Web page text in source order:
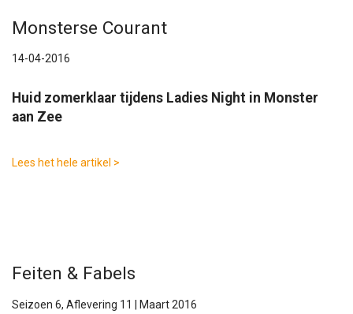
Monsterse Courant
14-04-2016
Huid zomerklaar tijdens Ladies Night in Monster
aan Zee
Lees het hele artikel >
Feiten & Fabels
Seizoen 6, Aflevering 11 | Maart 2016